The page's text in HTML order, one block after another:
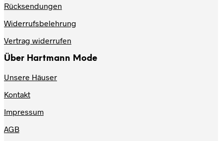
Rücksendungen
Widerrufsbelehrung
Vertrag widerrufen
Über Hartmann Mode
Unsere Häuser
Kontakt
Impressum
AGB